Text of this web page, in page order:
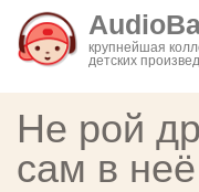
крупнейшая
детских
Не рой
сам в